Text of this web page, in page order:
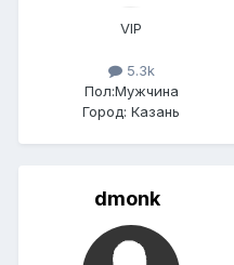
VIP
5.3k
Пол:Мужчина
Город: Казань
dmonk